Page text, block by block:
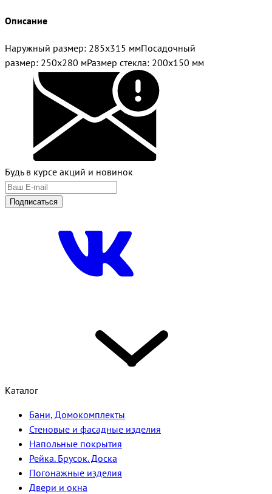
Описание
Наружный размер: 285х315 ммПосадочный
размер: 250х280 мРазмер стекла: 200х150 мм
Будь в курсе акций и новинок
Подписаться
Каталог
Бани, Домокомплекты
Стеновые и фасадные изделия
Напольные покрытия
Рейка. Брусок. Доска
Погонажные изделия
Двери и окна